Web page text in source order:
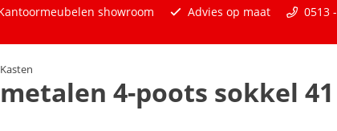
showroom Advies op maat
0513
Kasten
4-poots sokkel